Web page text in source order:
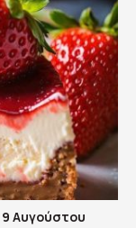
9 Αυγούστου